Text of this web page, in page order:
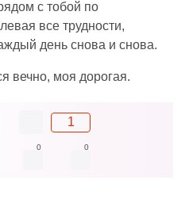
с тобой по
все трудности,
день снова и снова.
вечно, моя дорогая.
1
0 0